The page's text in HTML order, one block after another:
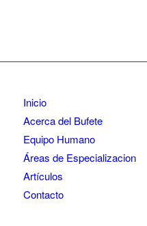
Inicio
Acerca del Bufete
Equipo Humano
Áreas de Especializacion
Artículos
Contacto